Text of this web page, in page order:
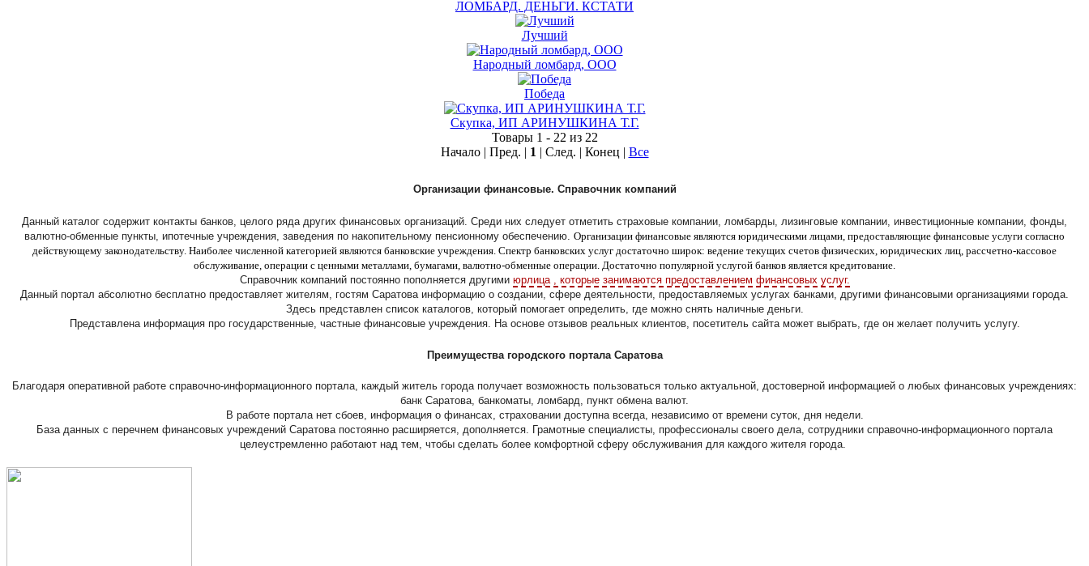
ЛОМБАРД. ДЕНЬГИ. КСТАТИ
Лучший
Народный ломбард, ООО
Победа
Скупка, ИП АРИНУШКИНА Т.Г.
Товары 1 - 22 из 22
Начало | Пред. | 1 | След. | Конец | Все
Организации финансовые. Справочник компаний
Данный каталог содержит контакты банков, целого ряда других финансовых организаций. Среди них следует отметить страховые компании, ломбарды, лизинговые компании, инвестиционные компании, фонды,
валютно-обменные пункты, ипотечные учреждения, заведения по накопительному пенсионному обеспечению. Организации финансовые являются юридическими лицами, предоставляющие финансовые услуги согласно
действующему законодательству. Наиболее численной категорией являются банковские учреждения. Спектр банковских услуг достаточно широк: ведение текущих счетов физических, юридических лиц, рассчетно-кассовое
обслуживание, операции с ценными металлами, бумагами, валютно-обменные операции. Достаточно популярной услугой банков является кредитование.
Справочник компаний постоянно пополняется другими юрлица , которые занимаются предоставлением финансовых услуг.
Данный портал абсолютно бесплатно предоставляет жителям, гостям Саратова информацию о создании, сфере деятельности, предоставляемых услугах банками, другими финансовыми организациями города.
Здесь представлен список каталогов, который помогает определить, где можно снять наличные деньги.
Представлена информация про государственные, частные финансовые учреждения. На основе отзывов реальных клиентов, посетитель сайта может выбрать, где он желает получить услугу.
Преимущества городского портала Саратова
Благодаря оперативной работе справочно-информационного портала, каждый житель города получает возможность пользоваться только актуальной, достоверной информацией о любых финансовых учреждениях:
банк Саратова, банкоматы, ломбард, пункт обмена валют.
В работе портала нет сбоев, информация о финансах, страховании доступна всегда, независимо от времени суток, дня недели.
База данных с перечнем финансовых учреждений Саратова постоянно расширяется, дополняется. Грамотные специалисты, профессионалы своего дела, сотрудники справочно-информационного портала
целеустремленно работают над тем, чтобы сделать более комфортной сферу обслуживания для каждого жителя города.